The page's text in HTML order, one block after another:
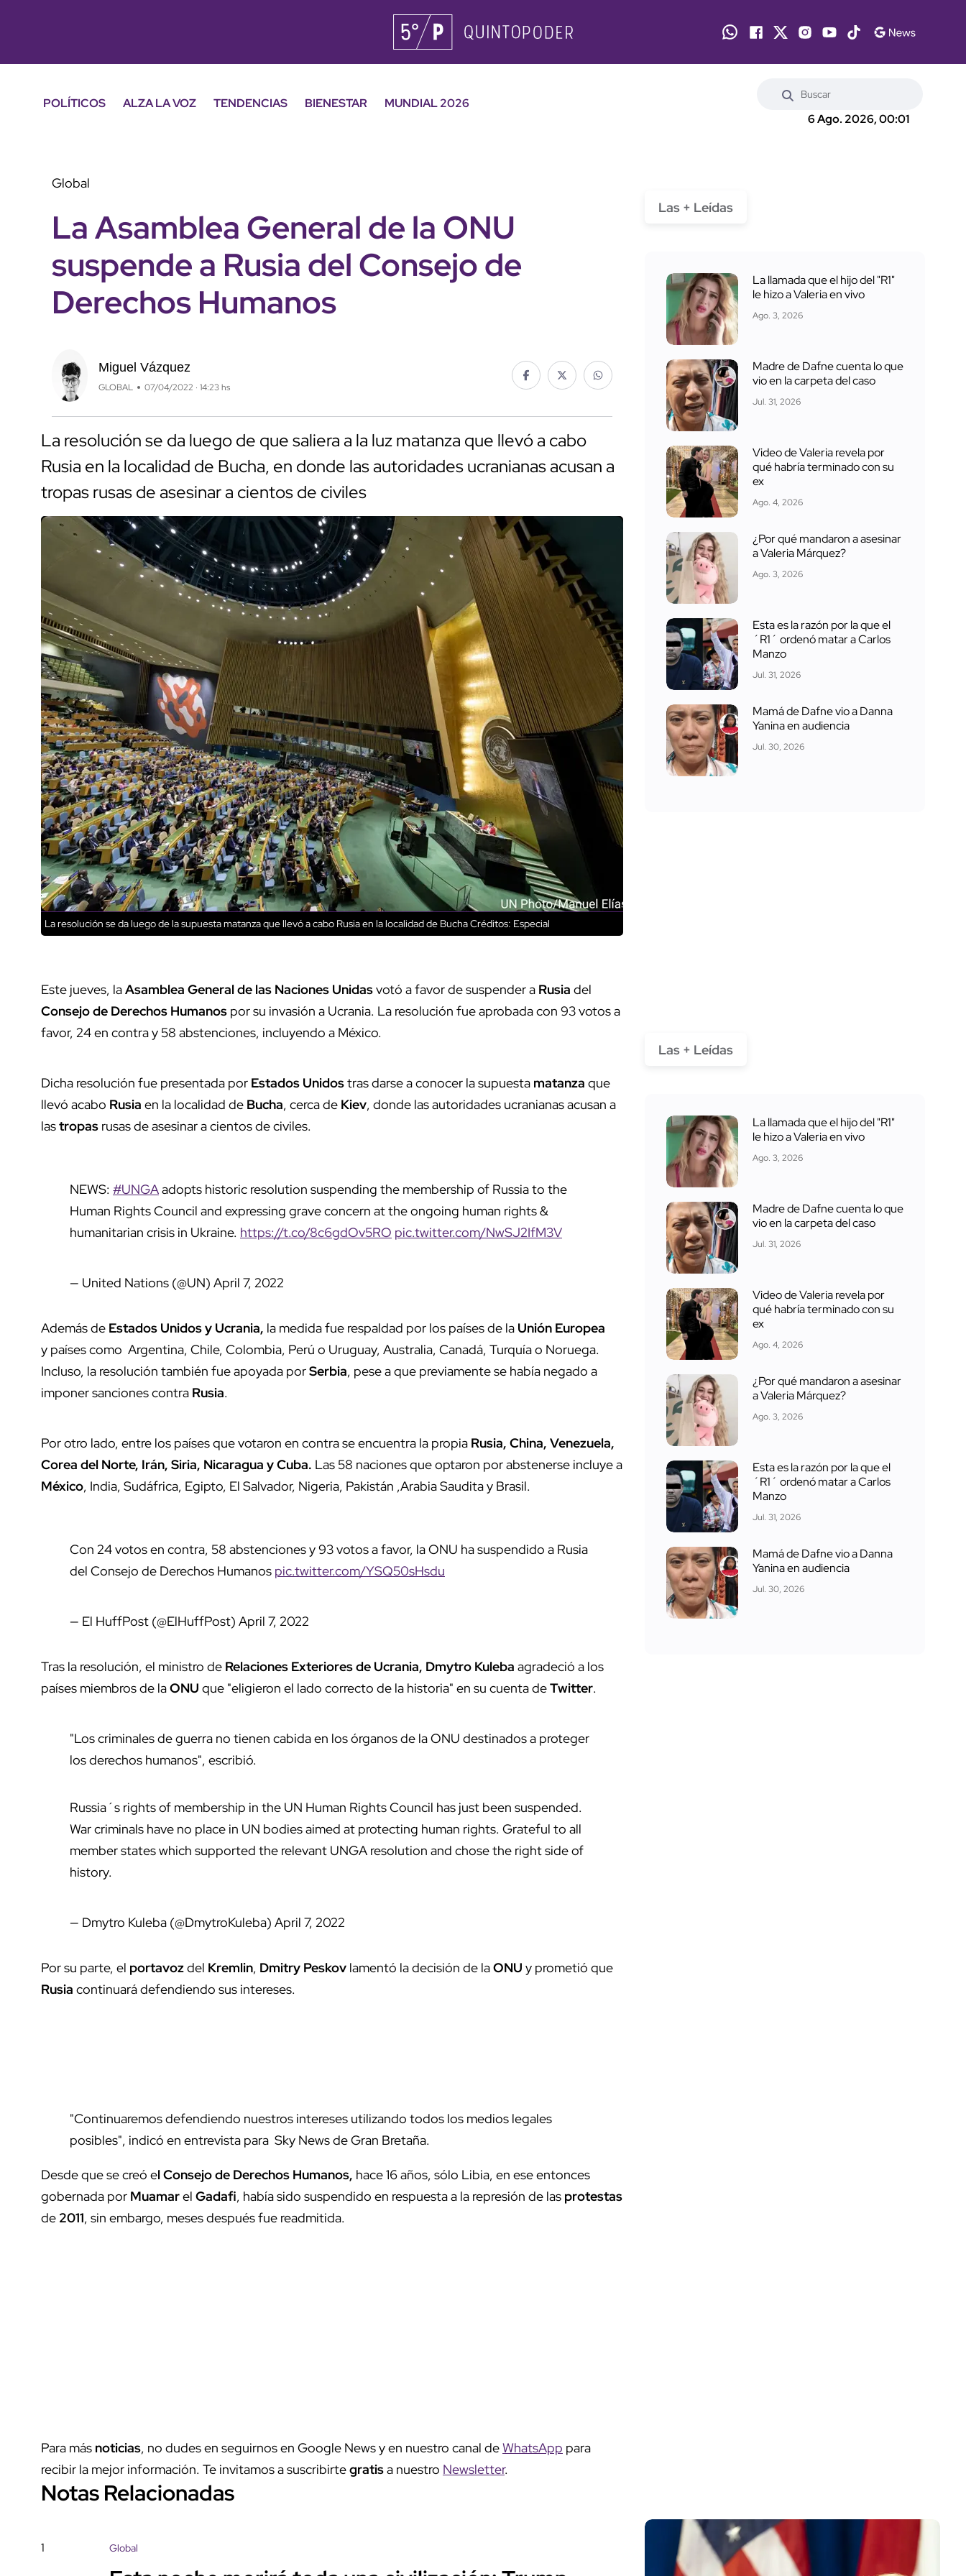
POLÍTICOS ALZA LA VOZ TENDENCIAS BIENESTAR
MUNDIAL 2026
6 Ago. 2026, 00:01
Global
La Asamblea General de la ONU
suspende a Rusia del Consejo de
Derechos Humanos
Miguel Vázquez
GLOBAL 07/04/2022 · 14:23 hs
La resolución se da luego de que saliera a la luz matanza que llevó a cabo
Rusia en la localidad de Bucha, en donde las autoridades ucranianas acusan a
tropas rusas de asesinar a cientos de civiles
La resolución se da luego de la supuesta matanza que llevó a cabo Rusia en la localidad de BuchaCréditos: Especial
Este jueves, laAsamblea General de las Naciones Unidasvotó a favor de suspender a Rusia del
Consejo de Derechos Humanos por su invasión a Ucrania. La resolución fue aprobada con 93 votos a
favor, 24 en contra y 58 abstenciones, incluyendo a México.
Dicha resolución fue presentada por Estados Unidostras darse a conocer la supuesta matanza que
llevó acabo Rusia en la localidad de Bucha, cerca de Kiev, donde las autoridades ucranianas acusan a
lastropas rusas de asesinar a cientos de civiles.
NEWS: #UNGAadopts historic resolution suspending the membership of Russia to the
Human Rights Council and expressing grave concern at the ongoing human rights &
humanitarian crisis in Ukraine. https://t.co/8c6gdOv5RO pic.twitter.com/NwSJ2IfM3V
— United Nations (@UN) April 7, 2022
Además de Estados Unidos y Ucrania, la medida fue respaldad por los países de la Unión Europea
y países como Argentina, Chile, Colombia, Perú o Uruguay, Australia, Canadá, Turquía o Noruega.
Incluso, la resolución también fue apoyada porSerbia, pese a que previamente se había negado a
imponer sanciones contra Rusia.
Por otro lado, entre los países que votaron en contra se encuentra la propia Rusia, China, Venezuela,
Corea del Norte, Irán, Siria, Nicaragua y Cuba. Las 58 naciones que optaron por abstenerse incluye a
México, India, Sudáfrica, Egipto, El Salvador, Nigeria, Pakistán ,Arabia Saudita y Brasil.
Con 24 votos en contra, 58 abstenciones y 93 votos a favor, la ONU ha suspendido a Rusia
del Consejo de Derechos Humanos pic.twitter.com/YSQ50sHsdu
— El HuffPost (@ElHuffPost) April 7, 2022
Tras la resolución, el ministro de Relaciones Exteriores de Ucrania, Dmytro Kuleba agradeció a los
países miembros de laONU que "eligieron el lado correcto de la historia" en su cuenta deTwitter.
"Los criminales de guerra no tienen cabida en los órganos de la ONU destinados a proteger
los derechos humanos", escribió.
Russia´s rights of membership in the UN Human Rights Council has just been suspended.
War criminals have no place in UN bodies aimed at protecting human rights. Grateful to all
member states which supported the relevant UNGA resolution and chose the right side of
history.
— Dmytro Kuleba (@DmytroKuleba) April 7, 2022
Por su parte, el portavozdel Kremlin, Dmitry Peskov lamentó la decisión de laONU y prometió que
Rusia continuará defendiendo sus intereses.
"Continuaremos defendiendo nuestros intereses utilizando todos los medios legales
posibles", indicó en entrevista para Sky News de Gran Bretaña.
Desde que se creó el Consejo de Derechos Humanos, hace 16 años, sólo Libia, en ese entonces
gobernada por Muamarel Gadafi, había sido suspendido en respuesta a la represión de las protestas
de 2011, sin embargo, meses después fue readmitida.
Para más noticias, no dudes en seguirnos en Google News y en nuestro canal deWhatsApp para
recibir la mejor información. Te invitamos a suscribirtegratisa nuestro Newsletter.
Notas Relacionadas
1 Global
Las + Leídas
La llamada que el hijo del "R1"
le hizo a Valeria en vivo
Ago. 3, 2026
Madre de Dafne cuenta lo que
vio en la carpeta del caso
Jul. 31, 2026
Video de Valeria revela por
qué habría terminado con su
ex
Ago. 4, 2026
¿Por qué mandaron a asesinar
a Valeria Márquez?
Ago. 3, 2026
Esta es la razón por la que el
´R1´ ordenó matar a Carlos
Manzo
Jul. 31, 2026
Mamá de Dafne vio a Danna
Yanina en audiencia
Jul. 30, 2026
Las + Leídas
La llamada que el hijo del "R1"
le hizo a Valeria en vivo
Ago. 3, 2026
Madre de Dafne cuenta lo que
vio en la carpeta del caso
Jul. 31, 2026
Video de Valeria revela por
qué habría terminado con su
ex
Ago. 4, 2026
¿Por qué mandaron a asesinar
a Valeria Márquez?
Ago. 3, 2026
Esta es la razón por la que el
´R1´ ordenó matar a Carlos
Manzo
Jul. 31, 2026
Mamá de Dafne vio a Danna
Yanina en audiencia
Jul. 30, 2026